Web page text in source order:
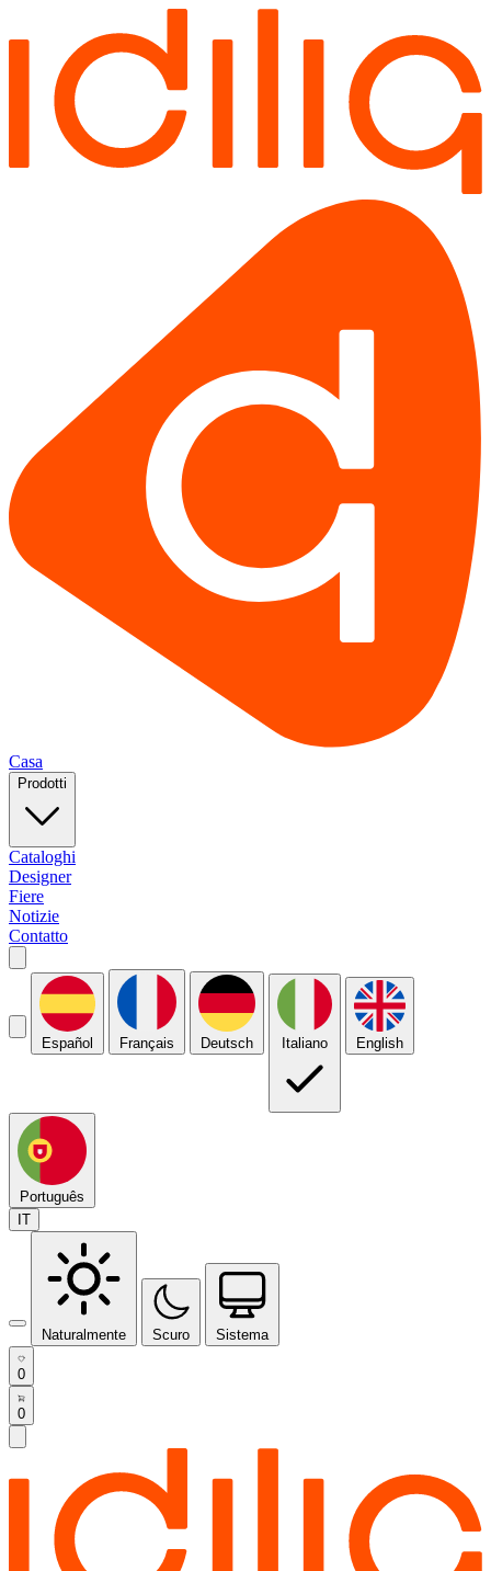
Casa
Prodotti
Cataloghi
Designer
Fiere
Notizie
Contatto
Español Français Deutsch Italiano English
Português
IT
Naturalmente Scuro Sistema
0
0